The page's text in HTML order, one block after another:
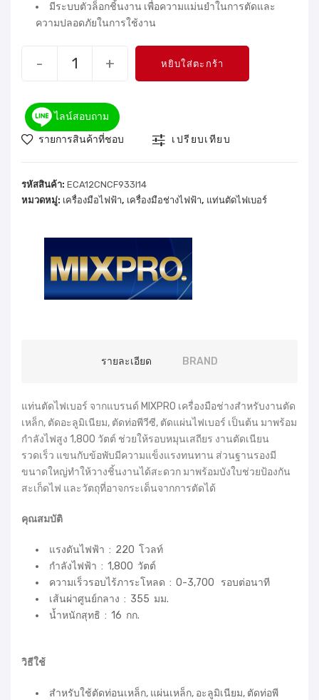
มีระบบตัวล็อกชิ้นงาน เพื่อความแม่นยำในการตัดและ
ความปลอดภัยในการใช้งาน
- + หยิบใส่ตะกร้า
ไลน์สอบถาม
รายการสินค้าที่ชอบ
เปรียบเทียบ
รหัสสินค้า: ECA12CNCF933I14
หมวดหมู่: เครื่องมือไฟฟ้า, เครื่องมือช่างไฟฟ้า, แท่นตัดไฟเบอร์
รายละเอียด BRAND
แท่นตัดไฟเบอร์ จากแบรนด์ MIXPRO เครื่องมือช่างสำหรับงานตัด
เหล็ก, ตัดอะลูมิเนียม, ตัดท่อพีวีซี, ตัดแผ่นไฟเบอร์ เป็นต้น มาพร้อม
กำลังไฟสูง 1,800 วัตต์ ช่วยให้รอบหมุนเสถียร งานตัดเนียน
รวดเร็ว แขนกับข้อพับมีความแข็งแรงทนทาน ส่วนฐานรองมี
ขนาดใหญ่ทำให้วางชิ้นงานได้สะดวก มาพร้อมบังใบช่วยป้องกัน
สะเก็ดไฟ และวัตถุที่อาจกระเด็นจากการตัดได้
คุณสมบัติ
แรงดันไฟฟ้า : 220 โวลท์
กำลังไฟฟ้า : 1,800 วัตต์
ความเร็วรอบไร้ภาระโหลด : 0-3,700 รอบต่อนาที
เส้นผ่าศูนย์กลาง : 355 มม.
น้ำหนักสุทธิ : 16 กก.
วิธีใช้
สำหรับใช้ตัดท่อนเหล็ก, แผ่นเหล็ก, อะลูมิเนียม, ตัดท่อพี